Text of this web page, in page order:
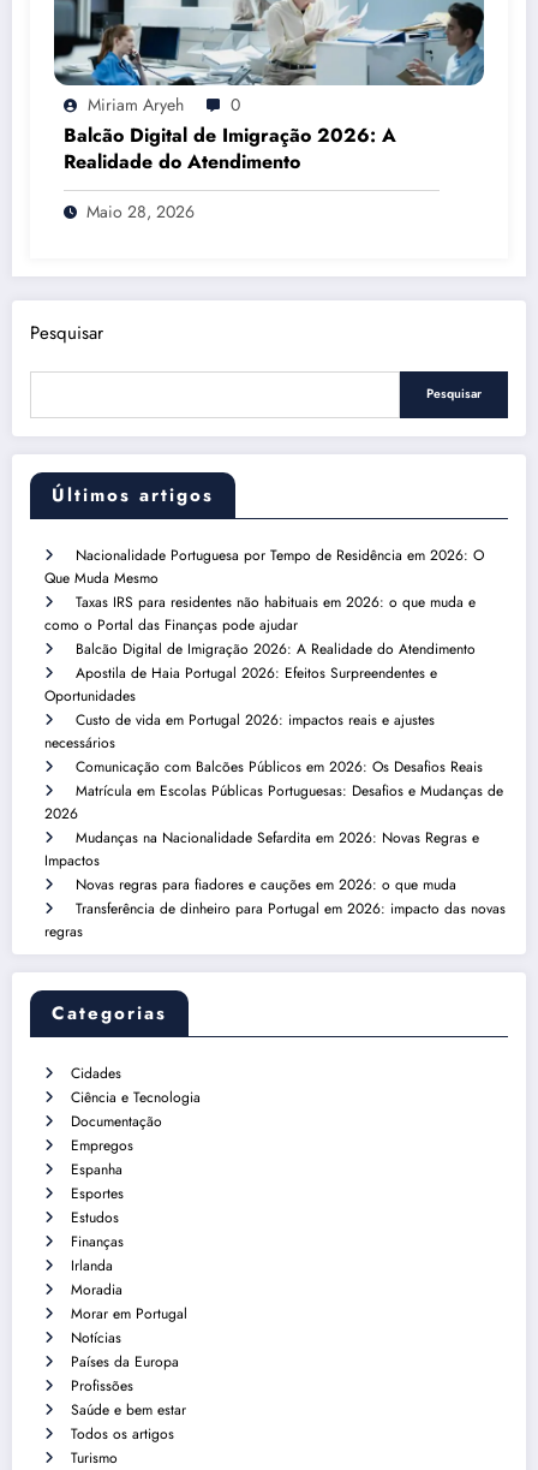
Miriam Aryeh 0
Balcão Digital de Imigração 2026: A
Realidade do Atendimento
Maio 28, 2026
Pesquisar
Pesquisar
Últimos artigos
Nacionalidade Portuguesa por Tempo de Residência em 2026: O
Que Muda Mesmo
Taxas IRS para residentes não habituais em 2026: o que muda e
como o Portal das Finanças pode ajudar
Balcão Digital de Imigração 2026: A Realidade do Atendimento
Apostila de Haia Portugal 2026: Efeitos Surpreendentes e
Oportunidades
Custo de vida em Portugal 2026: impactos reais e ajustes
necessários
Comunicação com Balcões Públicos em 2026: Os Desafios Reais
Matrícula em Escolas Públicas Portuguesas: Desafios e Mudanças de
2026
Mudanças na Nacionalidade Sefardita em 2026: Novas Regras e
Impactos
Novas regras para fiadores e cauções em 2026: o que muda
Transferência de dinheiro para Portugal em 2026: impacto das novas
regras
Categorias
Cidades
Ciência e Tecnologia
Documentação
Empregos
Espanha
Esportes
Estudos
Finanças
Irlanda
Moradia
Morar em Portugal
Notícias
Países da Europa
Profissões
Saúde e bem estar
Todos os artigos
Turismo